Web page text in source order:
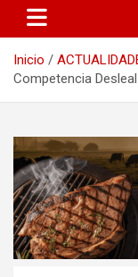
Inicio
Competencia